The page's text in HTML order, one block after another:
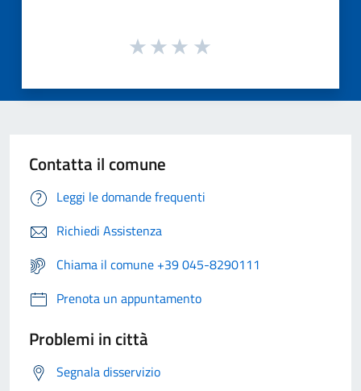
Contatta il comune
Leggi le domande frequenti
Richiedi Assistenza
Chiama il comune +39 045-8290111
Prenota un appuntamento
Problemi in città
Segnala disservizio